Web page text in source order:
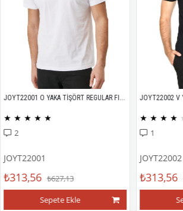
JOYT22001 O YAKA TİŞÖRT REGULAR FIT %100 PAMUK COMPACK PENYE
★ ★ ★ ★ ★
2
JOYT22001
₺313,56 ₺627,13
Sepete Ekle
★ ★ ★ ★
1
JOYT22002
₺313,56